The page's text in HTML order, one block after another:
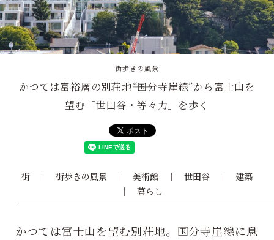
街歩きの風景
かつては富裕層の別荘地――“国分寺崖線”から富士山を
望む「世田谷・等々力」を歩く
街 街歩きの風景 美術館 世田谷
建築
暮らし
かつては富士山を望む別荘地。国分寺崖線に息